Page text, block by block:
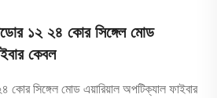
১২ ২৪ কোর সিঙ্গেল মোড
কেবল
সিঙ্গেল মোড এয়ারিয়াল অপটিক্যাল ফাইবার